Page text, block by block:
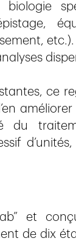
etc.).
ce
du
et
de dix